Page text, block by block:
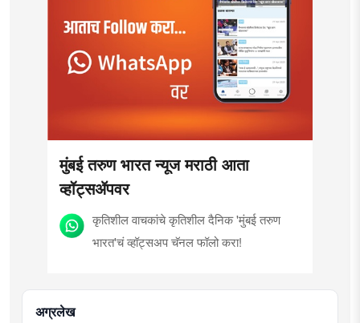
मुंबई तरुण भारत न्यूज मराठी आता
व्हॉट्सॲपवर
कृतिशील वाचकांचे कृतिशील दैनिक 'मुंबई तरुण
भारत'चं व्हॉट्सअप चॅनल फॉलो करा!
अग्रलेख